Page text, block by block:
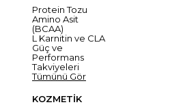
Protein Tozu
Amino Asit
(BCAA)
L Karnitin ve CLA
Güç ve
Performans
Takviyeleri
Tümünü Gör
KOZMETİK